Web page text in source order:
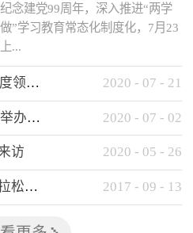
念建党99周年，深入推进“两学
”学习教育常态化制度化，7月23
...
华西金控第一党支部举办了“学
、知党情、...
华西保险经纪召开2019年度领导班子述职考核工作会 2020 - 07 - 21
安全生产月|华西保险经纪举办应急消防安全知识培训 2020 - 07 - 02
访 2020 - 05 - 26
太平洋产险为成都国际马拉松提供全方位保险保障 2017 - 09 - 13